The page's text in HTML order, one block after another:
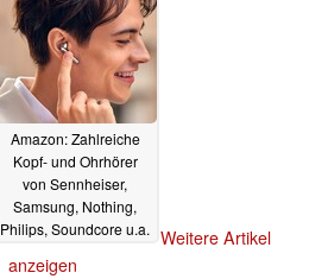
Amazon: Zahlreiche
Kopf- und Ohrhörer
von Sennheiser,
Samsung, Nothing,
Philips, Soundcore u.a. Weitere Artikel
anzeigen